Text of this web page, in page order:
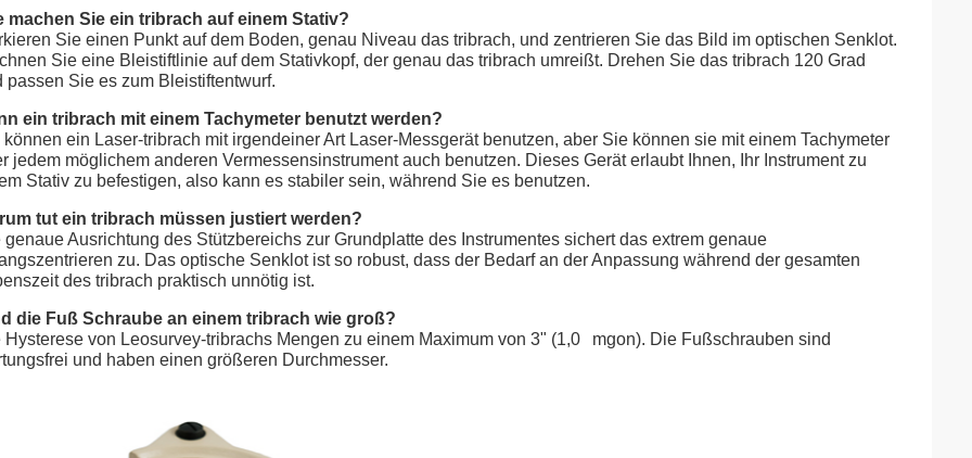
machen Sie ein tribrach auf einem Stativ?
Sie einen Punkt auf dem Boden, genau Niveau das tribrach, und zentrieren Sie das Bild im optischen Senklot.
Sie eine Bleistiftlinie auf dem Stativkopf, der genau das tribrach umreißt. Drehen Sie das tribrach 120 Grad
passen Sie es zum Bleistiftentwurf.
ein tribrach mit einem Tachymeter benutzt werden?
können ein Laser-tribrach mit irgendeiner Art Laser-Messgerät benutzen, aber Sie können sie mit einem Tachymeter
jedem möglichem anderen Vermessensinstrument auch benutzen. Dieses Gerät erlaubt Ihnen, Ihr Instrument zu
Stativ zu befestigen, also kann es stabiler sein, während Sie es benutzen.
tut ein tribrach müssen justiert werden?
genaue Ausrichtung des Stützbereichs zur Grundplatte des Instrumentes sichert das extrem genaue
zu. Das optische Senklot ist so robust, dass der Bedarf an der Anpassung während der gesamten
des tribrach praktisch unnötig ist.
die Fuß Schraube an einem tribrach wie groß?
Hysterese von Leosurvey-tribrachs Mengen zu einem Maximum von 3" (1,0 mgon). Die Fußschrauben sind
und haben einen größeren Durchmesser.